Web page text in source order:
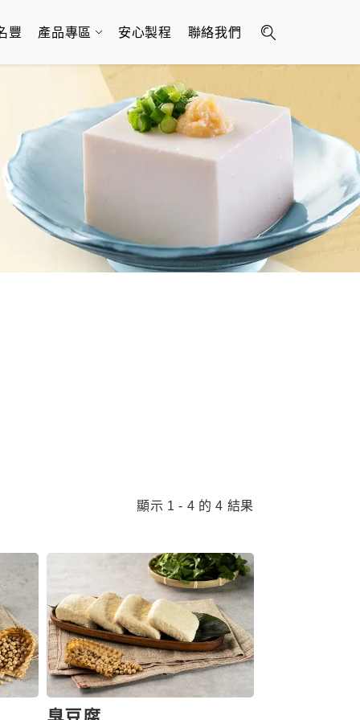
豐 產品專區 安心製程 聯絡我們
顯示 1 - 4 的 4 結果